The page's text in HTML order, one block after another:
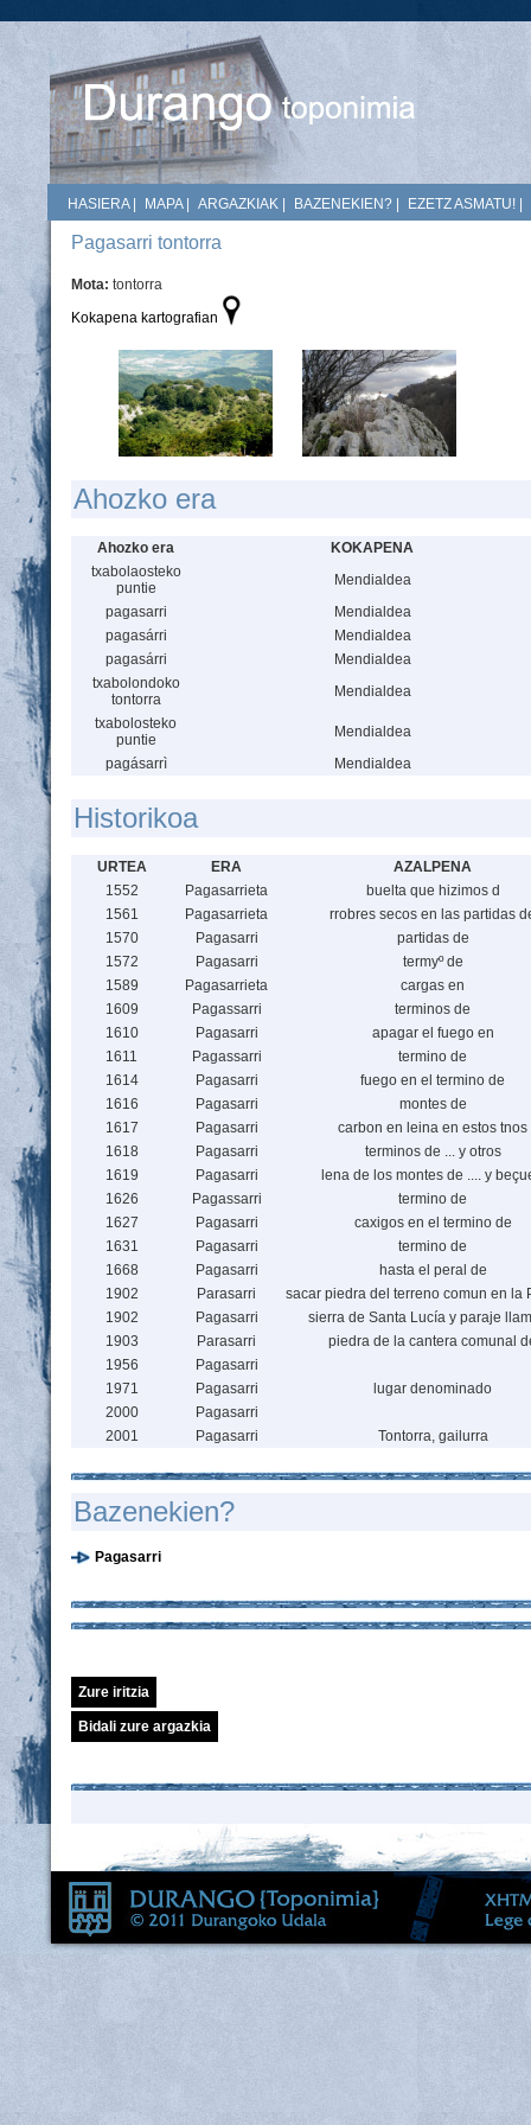
HASIERA| MAPA| ARGAZKIAK BAZENEKIEN? EZETZ ASMATU!
Pagasarri tontorra
Mota: tontorra
Kokapena kartografian
Ahozko era
Ahozko era
KOKAPENA
txabolaosteko
puntie
Mendialdea
pagasarri
Mendialdea
pagasárri
Mendialdea
pagasárri
Mendialdea
txabolondoko
tontorra
Mendialdea
txabolosteko
puntie
Mendialdea
pagásarrì
Mendialdea
Historikoa
URTEA ERA
AZALPENA
1552
Pagasarrieta
buelta que hizimos d
1561
Pagasarrieta
rrobres secos en las partidas
1570
Pagasarri
partidas de
1572
Pagasarri
termyº de
1589
Pagasarrieta
cargas en
1609
Pagassarri
terminos de
1610
Pagasarri
apagar el fuego en
1611
Pagassarri
termino de
1614
Pagasarri
fuego en el termino de
1616
Pagasarri
montes de
1617
Pagasarri
carbon en leina en estos tnos
1618
Pagasarri
terminos de ... y otros
1619
Pagasarri
lena de los montes de .... y
1626
Pagassarri
termino de
1627
Pagasarri
caxigos en el termino de
1631
Pagasarri
termino de
1668
Pagasarri
hasta el peral de
1902
Parasarri
sacar piedra del terreno comun en la
1902
Pagasarri
sierra de Santa Lucía y paraje
1903
Parasarri
piedra de la cantera comunal
1956
Pagasarri
1971
Pagasarri
lugar denominado
2000
Pagasarri
2001
Pagasarri Tontorra, gailurra
Bazenekien?
Pagasarri
Zure iritzia
Bidali zure argazkia